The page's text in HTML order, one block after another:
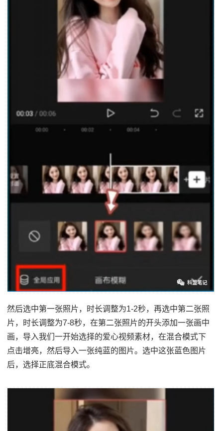
然后选中第一张照片，时长调整为1-2秒，再选中第二张照
片，时长调整为7-8秒，在第二张照片的开头添加一张画中
画，导入我们一开始选择的爱心视频素材，在混合模式下
点击增亮，然后导入一张纯蓝的图片。选中这张蓝色图片
后，选择正底混合模式。